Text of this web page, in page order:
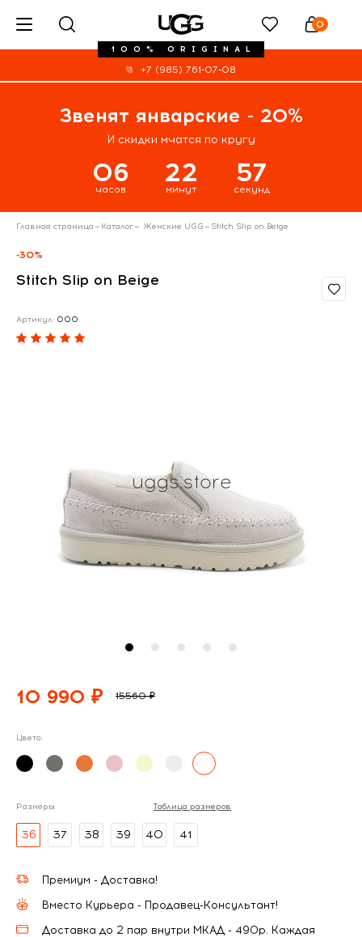
100% ORIGINAL
0
+7 (985) 761-07-08
Звенят январские - 20%
И скидки мчатся по кругу
06
часов
22
минут
56
секунд
Главная страница— Каталог— Женские UGG— Stitch Slip on Beige
-30%
Stitch Slip on Beige
Артикул: 000
10 990 ₽ 15560 ₽
Цвета:
Размеры: Таблица размеров
36 37 38 39 40 41
Премиум - Доставка!
Вместо Курьера - Продавец-Консультант!
Доставка до 2 пар внутри МКАД - 490р. Каждая